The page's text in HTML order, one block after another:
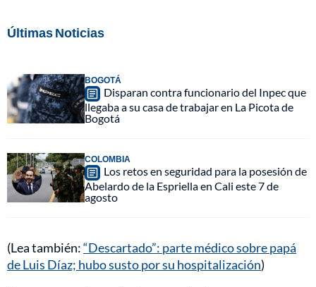
Últimas Noticias
BOGOTÁ
Disparan contra funcionario del Inpec que
llegaba a su casa de trabajar en La Picota de
Bogotá
COLOMBIA
Los retos en seguridad para la posesión de
Abelardo de la Espriella en Cali este 7 de
agosto
(Lea también:“Descartado”: parte médico sobre papá
de Luis Díaz; hubo susto por su hospitalización)